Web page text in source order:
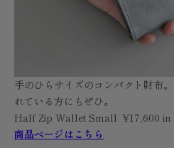
手のひらサイズのコンパクト財布
れている方にもぜひ。
Half Zip Wallet Small ¥17,600 in
商品ページはこちら